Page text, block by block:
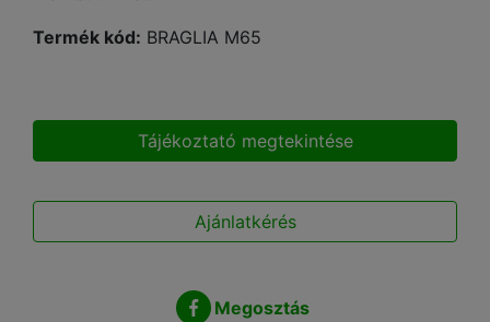
Termék kód: BRAGLIA M65
Tájékoztató megtekintése
Ajánlatkérés
Megosztás